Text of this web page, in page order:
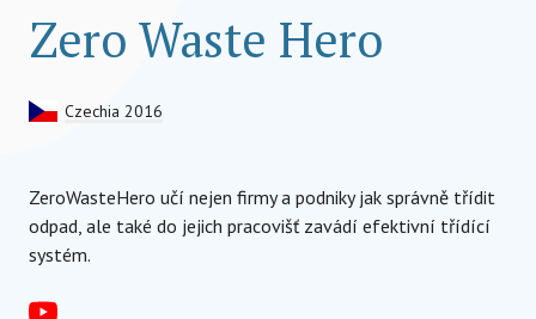
Zero Waste Hero
Czechia 2016
ZeroWasteHero učí nejen firmy a podniky jak správně třídit
odpad, ale také do jejich pracovišť zavádí efektivní třídící
systém.